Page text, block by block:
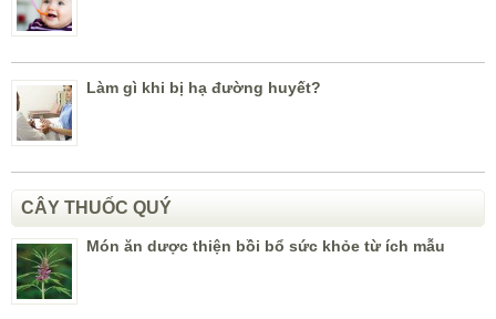
Làm gì khi bị hạ đường huyết?
CÂY THUỐC QUÝ
Món ăn dược thiện bồi bổ sức khỏe từ ích mẫu